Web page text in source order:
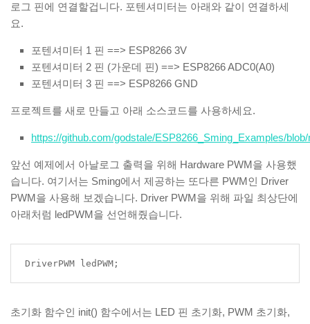
로그 핀에 연결할겁니다. 포텐셔미터는 아래와 같이 연결하세
요.
포텐셔미터 1 핀 ==> ESP8266 3V
포텐셔미터 2 핀 (가운데 핀) ==> ESP8266 ADC0(A0)
포텐셔미터 3 핀 ==> ESP8266 GND
프로젝트를 새로 만들고 아래 소스코드를 사용하세요.
https://github.com/godstale/ESP8266_Sming_Examples/
앞선 예제에서 아날로그 출력을 위해 Hardware PWM을 사용했
습니다. 여기서는 Sming에서 제공하는 또다른 PWM인 Driver
PWM을 사용해 보겠습니다. Driver PWM을 위해 파일 최상단에
아래처럼 ledPWM을 선언해줬습니다.
DriverPWM ledPWM;
초기화 함수인 init() 함수에서는 LED 핀 초기화, PWM 초기화,